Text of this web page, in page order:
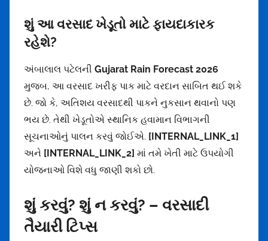
શું આ વરસાદ ખેડૂતો માટે ફાયદાકારક
રહેશે?
અંબાલાલ પટેલની Gujarat Rain Forecast 2026
મુજબ, આ વરસાદ ખરીફ પાક માટે વરદાન સાબિત થઈ શકે
છે. જો કે, અતિશય વરસાદથી પાકને નુકસાન થવાનો પણ
ભય છે. તેથી ખેડૂતોએ સ્થાનિક હવામાન વિભાગની
સૂચનાઓનું પાલન કરવું જોઈએ. [INTERNAL_LINK_1]
અને [INTERNAL_LINK_2] માં તમે ખેતી માટે ઉપયોગી
યોજનાઓ વિશે વધુ જાણી શકો છો.
શું કરવું? શું ન કરવું? – વરસાદી
તૈયારી ટિપ્સ